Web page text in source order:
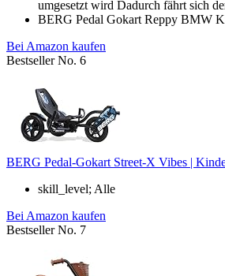
umgesetzt wird Dadurch fährt sich
BERG Pedal Gokart Reppy BMW
Bei Amazon kaufen
Bestseller No. 6
BERG Pedal-Gokart Street-X Vibes |
skill_level; Alle
Bei Amazon kaufen
Bestseller No. 7